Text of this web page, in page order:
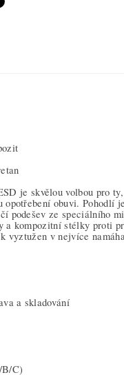
je skvělou volbou pro
obuvi.
podešev ze speciálního
a kompozitní stélky proti
vyztužen v nejvíce
a skladování
B/C)